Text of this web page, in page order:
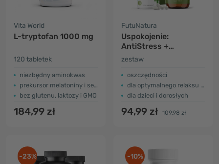
Vita World
L-tryptofan 1000 mg
120 tabletek
niezbędny aminokwas
prekursor melatoniny i serotoniny
bez glutenu, laktozy i GMO
184,99 zł
FutuNatura
Uspokojenie:
AntiStress +
Suplement diety w
zestaw
oszczędności
dla optymalnego relaksu i snu
dla dzieci i dorosłych
94,99 zł 109,98 zł
-23% -10%